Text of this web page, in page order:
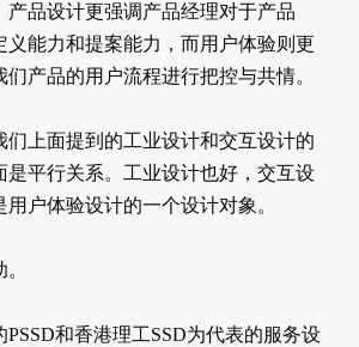
产品设计更强调产品经理对于产品
义能力和提案能力，而用户体验则更
产品的用户流程进行把控与共情。
们上面提到的工业设计和交互设计的
是平行关系。工业设计也好，交互设
户体验设计的一个设计对象。
和香港理工SSD为代表的服务设